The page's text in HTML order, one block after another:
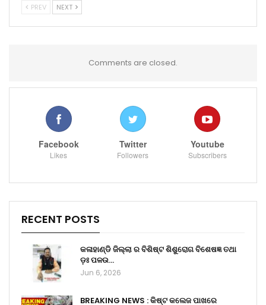
PREV NEXT
Comments are closed.
Facebook
Likes
Twitter
Followers
Youtube
Subscribers
RECENT POSTS
କଳାହାଣ୍ଡି ଜିଲ୍ଲା ର ବିଶିଷ୍ଟ ଶିଶୁରୋଗ ବିଶେଷଜ୍ଞ ତଥା
ଡ଼ଃ ପଳଉ…
Jun 6, 2026
BREAKING NEWS : କିଷ୍ଟ କଲେଜ ପାଖରେ